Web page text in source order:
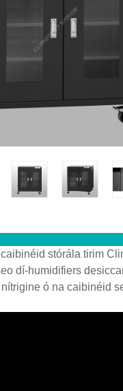
stórála tirim
dí-humidifiers
ó na caibinéid